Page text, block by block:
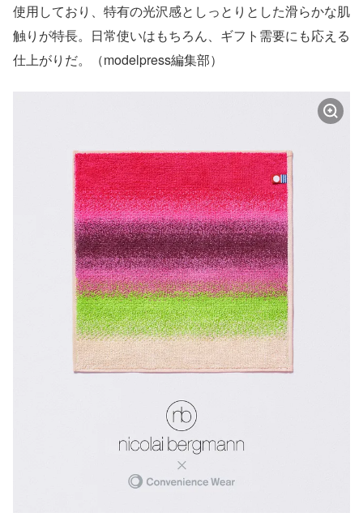
使用しており、特有の光沢感としっとりとした滑らかな肌
触りが特長。日常使いはもちろん、ギフト需要にも応える
仕上がりだ。（modelpress編集部）